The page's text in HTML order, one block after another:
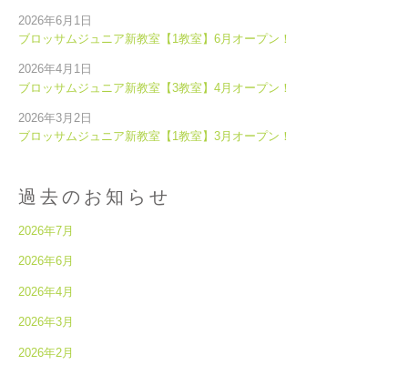
ブロッサムジュニア新教室【1教室】6月オープン！
2026年6月1日
ブロッサムジュニア新教室【3教室】4月オープン！
2026年4月1日
ブロッサムジュニア新教室【1教室】3月オープン！
2026年3月2日
過去のお知らせ
2026年7月
2026年6月
2026年4月
2026年3月
2026年2月